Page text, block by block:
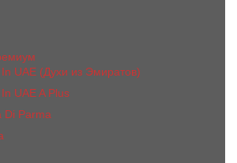
UAE (Духи из Эмиратов)
UAE A Plus
Parma